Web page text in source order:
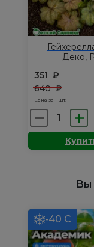
Деко,
351 ₽
640₽
цена за 1 шт.
Количество
товара
Гейхерелла:
Вы
-40 С